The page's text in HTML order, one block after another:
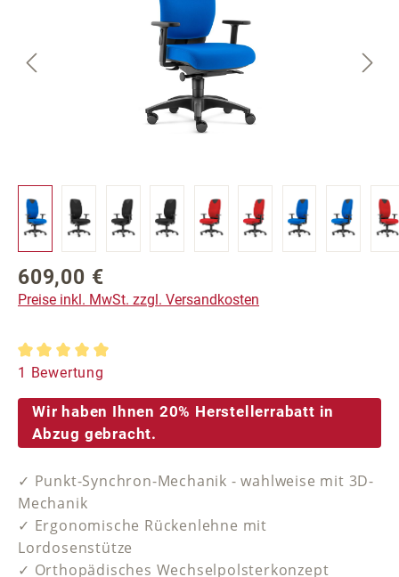
Regulärer Preis:
609,00 €
Preise inkl. MwSt. zzgl. Versandkosten
Durchschnittliche Bewertung von 5 von 5 Sternen
1 Bewertung
Wir haben Ihnen 20% Herstellerrabatt in
Abzug gebracht.
✓ Punkt-Synchron-Mechanik - wahlweise mit 3D-
Mechanik
✓ Ergonomische Rückenlehne mit
Lordosenstütze
✓ Orthopädisches Wechselpolsterkonzept